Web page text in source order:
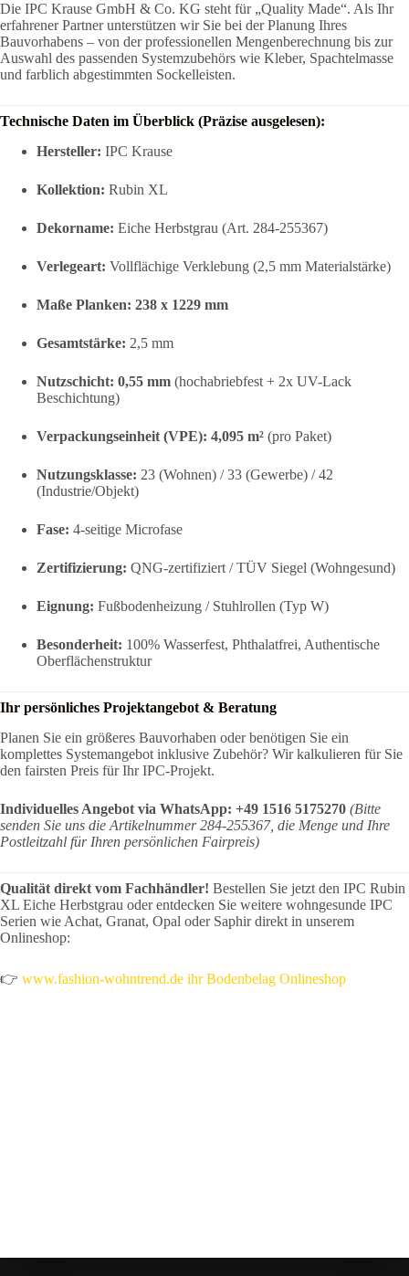
Die IPC Krause GmbH & Co. KG steht für „Quality Made“. Als Ihr
erfahrener Partner unterstützen wir Sie bei der Planung Ihres
Bauvorhabens – von der professionellen Mengenberechnung bis zur
Auswahl des passenden Systemzubehörs wie Kleber, Spachtelmasse
und farblich abgestimmten Sockelleisten.
Technische Daten im Überblick (Präzise ausgelesen):
Hersteller: IPC Krause
Kollektion: Rubin XL
Dekorname: Eiche Herbstgrau (Art. 284-255367)
Verlegeart: Vollflächige Verklebung (2,5 mm Materialstärke)
Maße Planken: 238 x 1229 mm
Gesamtstärke: 2,5 mm
Nutzschicht: 0,55 mm (hochabriebfest + 2x UV-Lack
Beschichtung)
Verpackungseinheit (VPE): 4,095 m² (pro Paket)
Nutzungsklasse: 23 (Wohnen) / 33 (Gewerbe) / 42
(Industrie/Objekt)
Fase: 4-seitige Microfase
Zertifizierung: QNG-zertifiziert / TÜV Siegel (Wohngesund)
Eignung: Fußbodenheizung / Stuhlrollen (Typ W)
Besonderheit: 100% Wasserfest, Phthalatfrei, Authentische
Oberflächenstruktur
Ihr persönliches Projektangebot & Beratung
Planen Sie ein größeres Bauvorhaben oder benötigen Sie ein
komplettes Systemangebot inklusive Zubehör? Wir kalkulieren für Sie
den fairsten Preis für Ihr IPC-Projekt.
Individuelles Angebot via WhatsApp: +49 1516 5175270 (Bitte
senden Sie uns die Artikelnummer 284-255367, die Menge und Ihre
Postleitzahl für Ihren persönlichen Fairpreis)
Qualität direkt vom Fachhändler! Bestellen Sie jetzt den IPC Rubin
XL Eiche Herbstgrau oder entdecken Sie weitere wohngesunde IPC
Serien wie Achat, Granat, Opal oder Saphir direkt in unserem
Onlineshop:
👉 www.fashion-wohntrend.de ihr Bodenbelag Onlineshop